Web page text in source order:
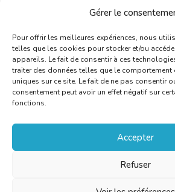
Gérer le
Pour offrir les meilleures expériences, nous
telles que les cookies pour stocker et/ou
appareils. Le fait de consentir à ces
traiter des données telles que le comportement
uniques sur ce site. Le fait de ne pas consentir
consentement peut avoir un effet négatif sur
fonctions.
Accepter
Refuser
0473/712177 ou